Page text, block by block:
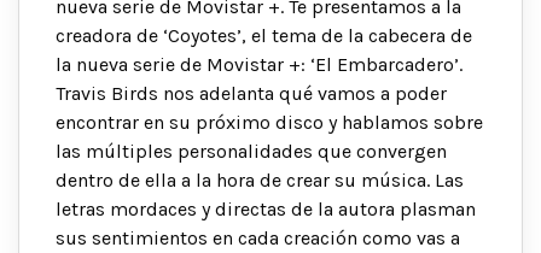
nueva serie de Movistar +. Te presentamos a la
creadora de ‘Coyotes’, el tema de la cabecera de
la nueva serie de Movistar +: ‘El Embarcadero’.
Travis Birds nos adelanta qué vamos a poder
encontrar en su próximo disco y hablamos sobre
las múltiples personalidades que convergen
dentro de ella a la hora de crear su música. Las
letras mordaces y directas de la autora plasman
sus sentimientos en cada creación como vas a